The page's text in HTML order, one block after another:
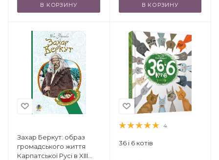
В КОРЗИНУ В КОРЗИНУ
Захар Беркут: образ
громадського життя
Карпатської Русі в XIII
4
36 і 6 котів